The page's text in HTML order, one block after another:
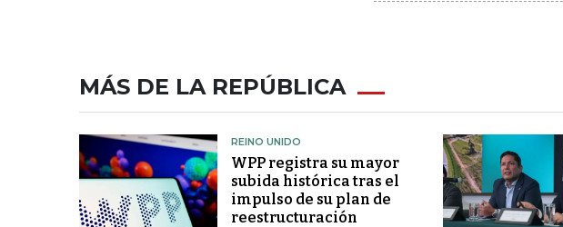
MÁS DE LA REPÚBLICA
REINO UNIDO
WPP registra su mayor
subida histórica tras el
impulso de su plan de
reestructuración